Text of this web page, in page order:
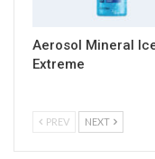
Aerosol Mineral
Extreme
PREV NEXT